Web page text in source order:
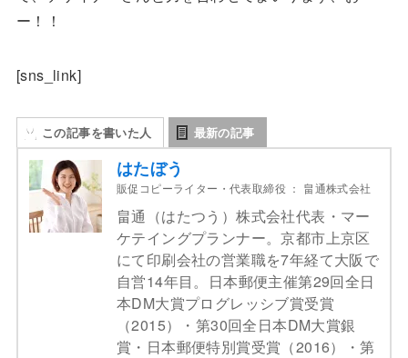
ー！！
[sns_link]
この記事を書いた人 最新の記事
はたぼう
販促コピーライター・代表取締役 ： 畠通株式会社
畠通（はたつう）株式会社代表・マー
ケテイングプランナー。京都市上京区
にて印刷会社の営業職を7年経て大阪で
自営14年目。日本郵便主催第29回全日
本DM大賞プログレッシブ賞受賞
（2015）・第30回全日本DM大賞銀
賞・日本郵便特別賞受賞（2016）・第